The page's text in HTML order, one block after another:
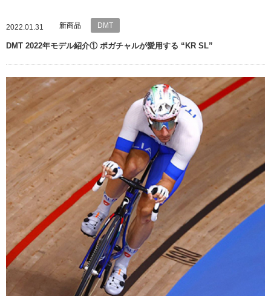
2022.01.31 新商品 DMT
DMT 2022年モデル紹介① ポガチャルが愛用する “KR SL”